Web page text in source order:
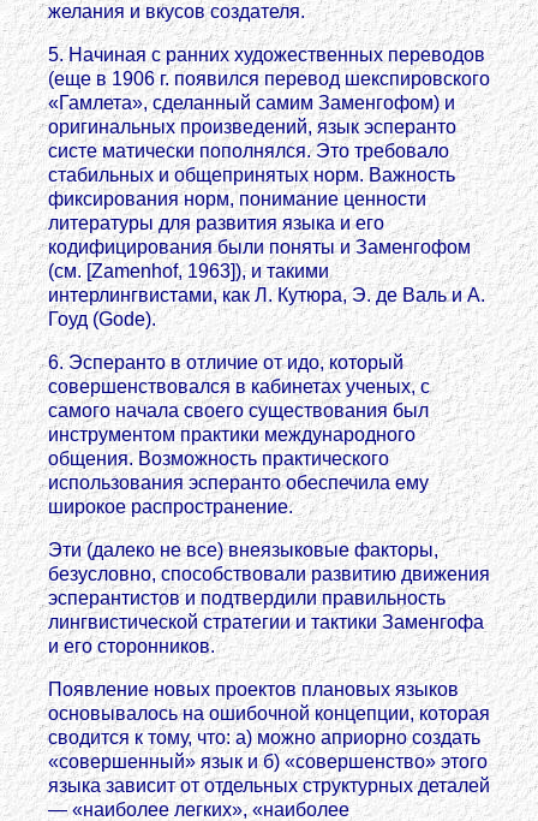
желания и вкусов создателя.
5. Начиная с ранних художественных переводов
(еще в 1906 г. появился перевод шекспировского
«Гамлета», сделанный самим Заменгофом) и
оригинальных произведений, язык эсперанто
систе матически пополнялся. Это требовало
стабильных и общепринятых норм. Важность
фиксирования норм, понимание ценности
литературы для развития языка и его
кодифицирования были поняты и Заменгофом
(см. [Zamenhof, 1963]), и такими
интерлингвистами, как Л. Кутюра, Э. де Валь и А.
Гоуд (Gode).
6. Эсперанто в отличие от идо, который
совершенствовался в кабинетах ученых, с
самого начала своего существования был
инструментом практики международного
общения. Возможность практического
использования эсперанто обеспечила ему
широкое распространение.
Эти (далеко не все) внеязыковые факторы,
безусловно, способствовали развитию движения
эсперантистов и подтвердили правильность
лингвистической стратегии и тактики Заменгофа
и его сторонников.
Появление новых проектов плановых языков
основывалось на ошибочной концепции, которая
сводится к тому, что: а) можно априорно создать
«совершенный» язык и б) «совершенство» этого
языка зависит от отдельных структурных деталей
— «наиболее легких», «наиболее